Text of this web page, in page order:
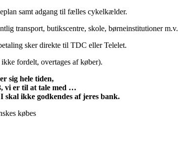
samt adgang til fælles cykelkælder.
transport, butikscentre, skole, børneinstitutioner m.v.
sker direkte til TDC eller Telelet.
fordelt, overtages af køber).
sig hele tiden,
vi er til at tale med …
skal ikke godkendes af jeres bank.
købes